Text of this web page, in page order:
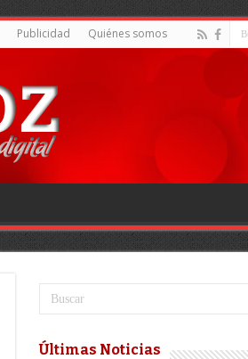
Publicidad Quiénes somos
Últimas Noticias